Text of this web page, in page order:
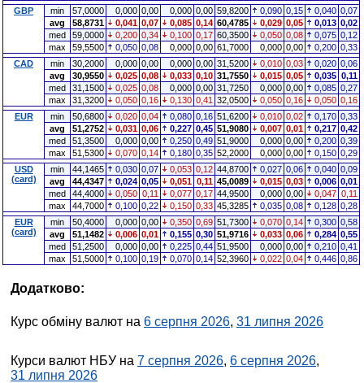
GBP
min 57,0000 0,000 0,00 0,000 0,00 59,8200 0,090 0,15 0,040 0,07
avg
58,8731 0,041 0,07 0,085 0,14 60,4785 0,029 0,05 0,013 0,02
med
59,0000 0,200 0,34 0,100 0,17 60,3500 0,050 0,08 0,075 0,12
max
59,5500 0,050 0,08 0,000 0,00 61,7000 0,000 0,00 0,200 0,33
CAD
min 30,2000 0,000 0,00 0,000 0,00 31,5200 0,010 0,03 0,020 0,06
avg
30,9550 0,025 0,08 0,033 0,10 31,7550 0,015 0,05 0,035 0,11
med
31,1500 0,025 0,08 0,000 0,00 31,7250 0,000 0,00 0,085 0,27
max
31,3200 0,050 0,16 0,130 0,41 32,0500 0,050 0,16 0,050 0,16
EUR
min 50,6800 0,020 0,04 0,080 0,16 51,6200 0,010 0,02 0,170 0,33
avg
51,2752 0,031 0,06 0,227 0,45 51,9080 0,007 0,01 0,217 0,42
med
51,3500 0,000 0,00 0,250 0,49 51,9000 0,000 0,00 0,200 0,39
max
51,5300 0,070 0,14 0,180 0,35 52,2000 0,000 0,00 0,150 0,29
USD
(card)
min 44,1465 0,030 0,07 0,053 0,12 44,8700 0,027 0,06 0,040 0,09
avg
44,4347 0,024 0,05 0,051 0,11 45,0089 0,015 0,03 0,006 0,01
med
44,4000 0,050 0,11 0,077 0,17 44,9500 0,000 0,00 0,047 0,11
max
44,7000 0,100 0,22 0,150 0,33 45,3285 0,035 0,08 0,128 0,28
EUR
(card)
min 50,4000 0,000 0,00 0,350 0,69 51,7300 0,070 0,14 0,300 0,58
avg
51,1482 0,006 0,01 0,155 0,30 51,9716 0,033 0,06 0,284 0,55
med
51,2500 0,000 0,00 0,225 0,44 51,9500 0,000 0,00 0,210 0,41
max
51,5000 0,100 0,19 0,070 0,14 52,3960 0,022 0,04 0,446 0,86
Додатково:
Курс обміну валют на 6 серпня 2026, 31 липня 2026
Курси валют НБУ на 7 серпня 2026, 6 серпня 2026,
31 липня 2026